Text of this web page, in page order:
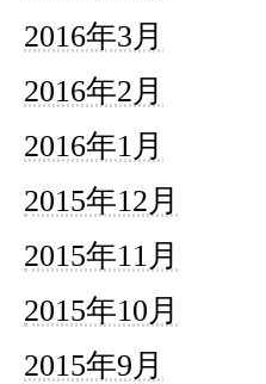
2016年3月
2016年2月
2016年1月
2015年12月
2015年11月
2015年10月
2015年9月